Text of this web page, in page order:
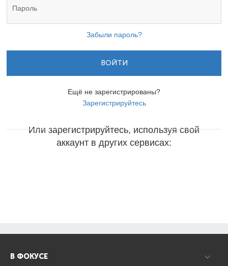
Забыли пароль?
ВОЙТИ
Ещё не зарегистрированы?
Зарегистрируйтесь
Или зарегистрируйтесь, используя свой
аккаунт в других сервисах:
В ФОКУСЕ